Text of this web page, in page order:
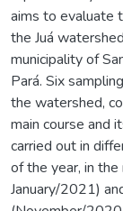
aims to evaluate
the Juá
municipality of
Pará. Six
the watershed,
main course and
carried out in
of the year, in
January/2021)